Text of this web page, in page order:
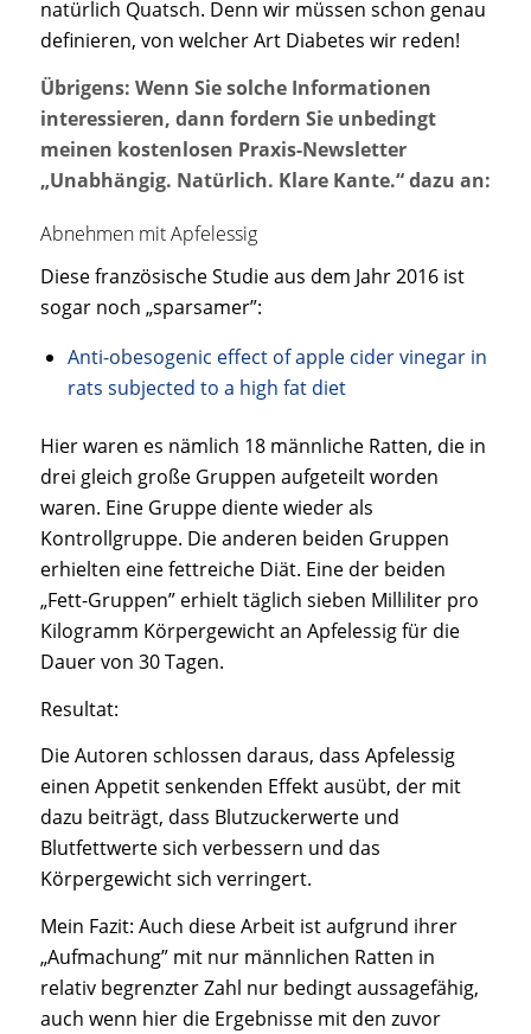
natürlich Quatsch. Denn wir müssen schon genau
definieren, von welcher Art Diabetes wir reden!
Übrigens: Wenn Sie solche Informationen
interessieren, dann fordern Sie unbedingt
meinen kostenlosen Praxis-Newsletter
„Unabhängig. Natürlich. Klare Kante.“ dazu an:
Abnehmen mit Apfelessig
Diese französische Studie aus dem Jahr 2016 ist
sogar noch „sparsamer”:
Anti-obesogenic effect of apple cider vinegar in
rats subjected to a high fat diet
Hier waren es nämlich 18 männliche Ratten, die in
drei gleich große Gruppen aufgeteilt worden
waren. Eine Gruppe diente wieder als
Kontrollgruppe. Die anderen beiden Gruppen
erhielten eine fettreiche Diät. Eine der beiden
„Fett-Gruppen” erhielt täglich sieben Milliliter pro
Kilogramm Körpergewicht an Apfelessig für die
Dauer von 30 Tagen.
Resultat:
Die Autoren schlossen daraus, dass Apfelessig
einen Appetit senkenden Effekt ausübt, der mit
dazu beiträgt, dass Blutzuckerwerte und
Blutfettwerte sich verbessern und das
Körpergewicht sich verringert.
Mein Fazit: Auch diese Arbeit ist aufgrund ihrer
„Aufmachung” mit nur männlichen Ratten in
relativ begrenzter Zahl nur bedingt aussagefähig,
auch wenn hier die Ergebnisse mit den zuvor